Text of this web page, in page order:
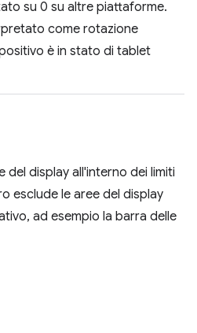
su 0 su altre piattaforme.
come rotazione
è in stato di tablet
del display all'interno dei limiti
esclude le aree del display
ad esempio la barra delle